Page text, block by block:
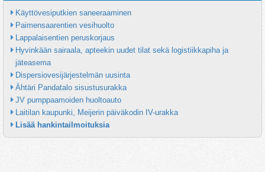
Käyttövesiputkien saneeraaminen
Paimensaarentien vesihuolto
Lappalaisentien peruskorjaus
Hyvinkään sairaala, apteekin uudet tilat sekä logistiikkapiha ja
jäteasema
Dispersiovesijärjestelmän uusinta
Ähtäri Pandatalo sisustusurakka
JV pumppaamoiden huoltoauto
Laitilan kaupunki, Meijerin päiväkodin IV-urakka
Lisää hankintailmoituksia